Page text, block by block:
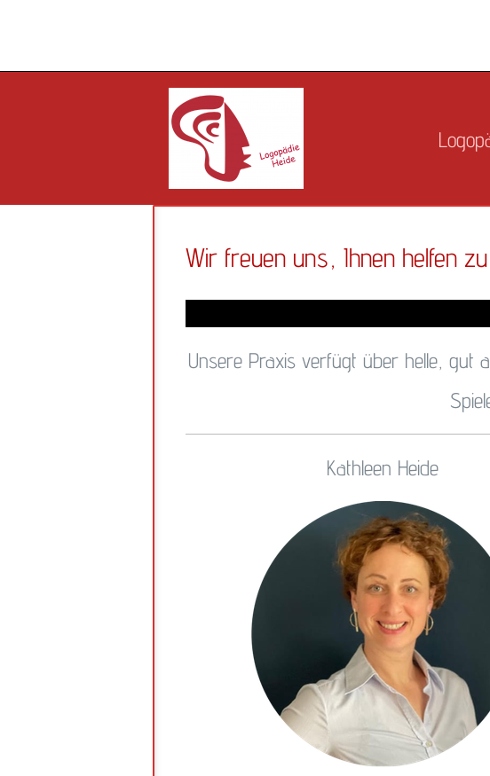
Wir freuen uns, Ihnen helfen
Unsere Praxis verfügt über helle, gut
Kathleen Heide